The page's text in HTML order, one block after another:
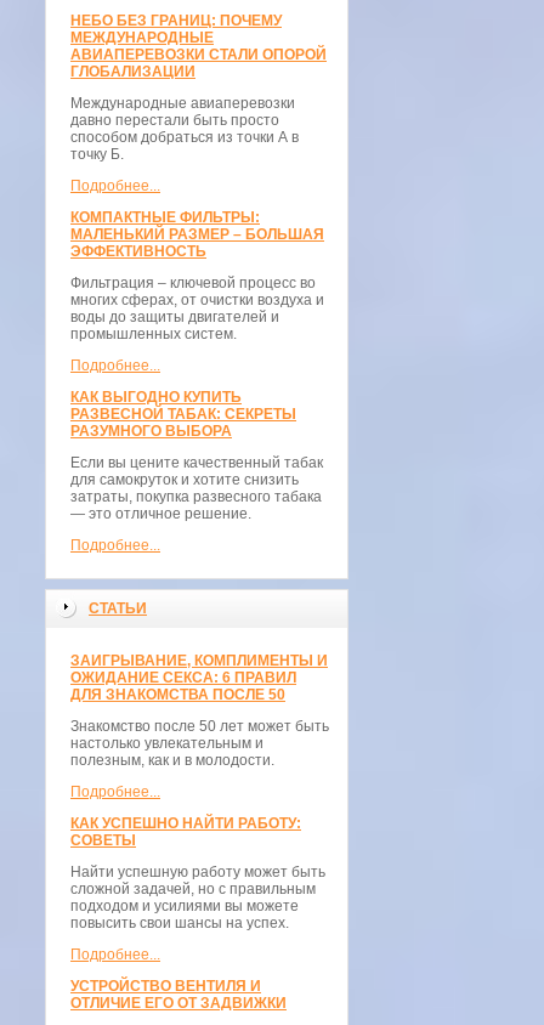
НЕБО БЕЗ ГРАНИЦ: ПОЧЕМУ
МЕЖДУНАРОДНЫЕ
АВИАПЕРЕВОЗКИ СТАЛИ ОПОРОЙ
ГЛОБАЛИЗАЦИИ
Международные авиаперевозки
давно перестали быть просто
способом добраться из точки А в
точку Б.
Подробнее...
КОМПАКТНЫЕ ФИЛЬТРЫ:
МАЛЕНЬКИЙ РАЗМЕР – БОЛЬШАЯ
ЭФФЕКТИВНОСТЬ
Фильтрация – ключевой процесс во
многих сферах, от очистки воздуха и
воды до защиты двигателей и
промышленных систем.
Подробнее...
КАК ВЫГОДНО КУПИТЬ
РАЗВЕСНОЙ ТАБАК: СЕКРЕТЫ
РАЗУМНОГО ВЫБОРА
Если вы цените качественный табак
для самокруток и хотите снизить
затраты, покупка развесного табака
— это отличное решение.
Подробнее...
СТАТЬИ
ЗАИГРЫВАНИЕ, КОМПЛИМЕНТЫ И
ОЖИДАНИЕ СЕКСА: 6 ПРАВИЛ
ДЛЯ ЗНАКОМСТВА ПОСЛЕ 50
Знакомство после 50 лет может быть
настолько увлекательным и
полезным, как и в молодости.
Подробнее...
КАК УСПЕШНО НАЙТИ РАБОТУ:
СОВЕТЫ
Найти успешную работу может быть
сложной задачей, но с правильным
подходом и усилиями вы можете
повысить свои шансы на успех.
Подробнее...
УСТРОЙСТВО ВЕНТИЛЯ И
ОТЛИЧИЕ ЕГО ОТ ЗАДВИЖКИ